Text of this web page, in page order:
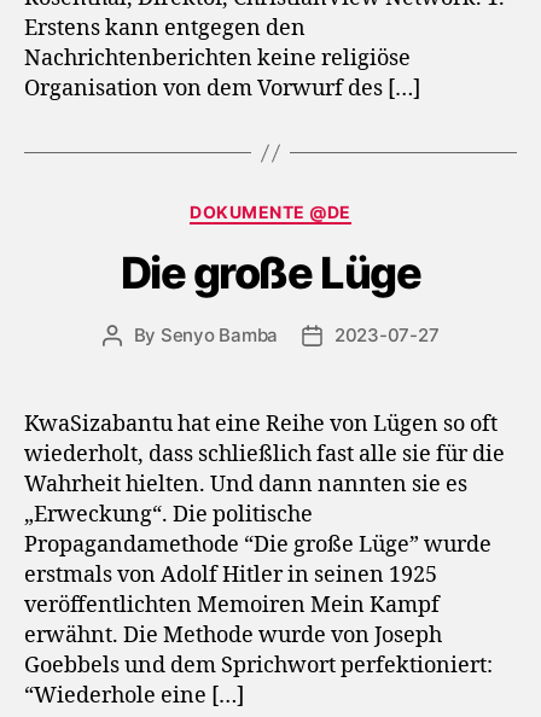
Erstens kann entgegen den
Nachrichtenberichten keine religiöse
Organisation von dem Vorwurf des […]
Categories
DOKUMENTE @DE
Die große Lüge
Post
By Senyo Bamba
Post2023-07-27
KwaSizabantu hat eine Reihe von Lügen so oft
wiederholt, dass schließlich fast alle sie für die
Wahrheit hielten. Und dann nannten sie es
„Erweckung“. Die politische
Propagandamethode “Die große Lüge” wurde
erstmals von Adolf Hitler in seinen 1925
veröffentlichten Memoiren Mein Kampf
erwähnt. Die Methode wurde von Joseph
Goebbels und dem Sprichwort perfektioniert:
“Wiederhole eine […]